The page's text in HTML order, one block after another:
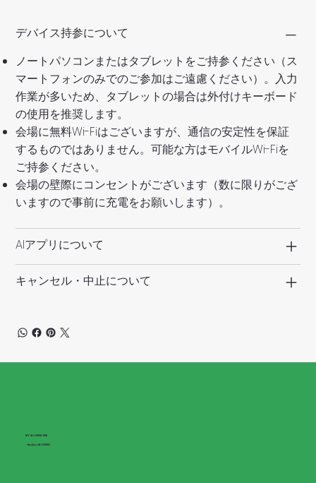
デバイス持参について
ノートパソコンまたはタブレットをご持参ください（ス
マートフォンのみでのご参加はご遠慮ください）。入力
作業が多いため、タブレットの場合は外付けキーボード
の使用を推奨します。
会場に無料Wi-Fiはございますが、通信の安定性を保証
するものではありません。可能な方はモバイルWi-Fiを
ご持参ください。
会場の壁際にコンセントがございます（数に限りがござ
いますので事前に充電をお願いします）。
AIアプリについて
キャンセル・中止について
​MY ALLOUND HUB
​一般社団法人ALLOUND